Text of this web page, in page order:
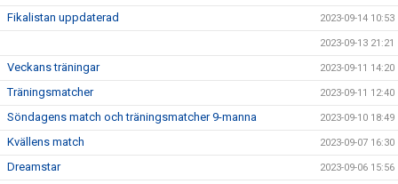
Fikalistan uppdaterad 2023-09-14 10:53
2023-09-13 21:21
Veckans träningar 2023-09-11 14:20
Träningsmatcher 2023-09-11 12:40
Söndagens match och träningsmatcher 9-manna 2023-09-10 18:49
Kvällens match 2023-09-07 16:30
Dreamstar 2023-09-06 15:56